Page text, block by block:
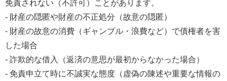
免責されない（不許可）ことがあります。
- 財産の隠匿や財産の不正処分（故意の隠匿）
- 財産の故意の消費（ギャンブル・浪費など）で債権者を害
した場合
- 詐欺的な借入（返済の意思が最初からなかった場合）
- 免責申立て時に不誠実な態度（虚偽の陳述や重要な情報の